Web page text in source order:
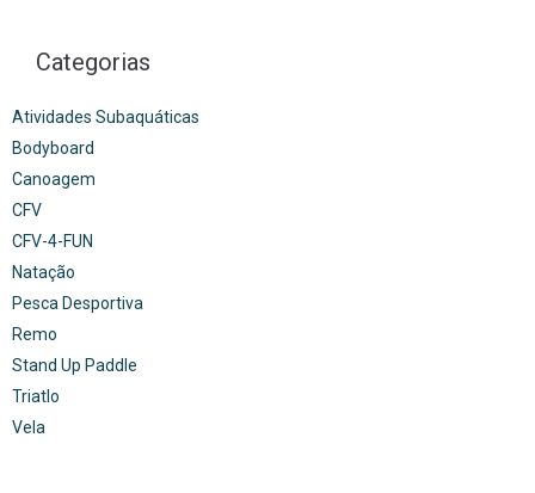
Categorias
Atividades Subaquáticas
Bodyboard
Canoagem
CFV
CFV-4-FUN
Natação
Pesca Desportiva
Remo
Stand Up Paddle
Triatlo
Vela